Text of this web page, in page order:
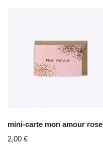
mini-carte mon amour rose
2,00 €